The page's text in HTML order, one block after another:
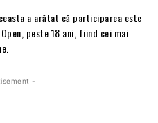
a arătat că participarea este
peste 18 ani, fiind cei mai
-